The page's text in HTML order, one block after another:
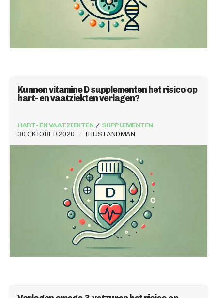
Kunnen vitamine D supplementen het risico op
hart- en vaatziekten verlagen?
30 OKTOBER 2020 THIJS LANDMAN
HART- EN VAATZIEKTEN SUPPLEMENTEN